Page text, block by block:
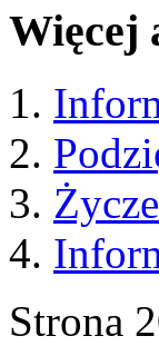
Więcej
Strona